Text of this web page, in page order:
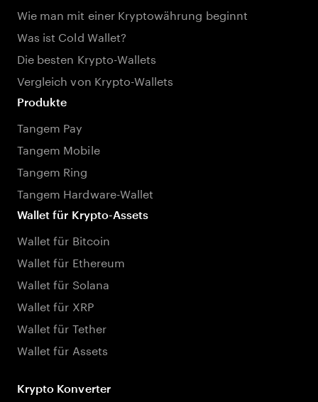
Wie man mit einer Kryptowährung beginnt
Was ist Cold Wallet?
Die besten Krypto-Wallets
Vergleich von Krypto-Wallets
Produkte
Tangem Pay
Tangem Mobile
Tangem Ring
Tangem Hardware-Wallet
Wallet für Krypto-Assets
Wallet für Bitcoin
Wallet für Ethereum
Wallet für Solana
Wallet für XRP
Wallet für Tether
Wallet für Assets
Krypto Konverter